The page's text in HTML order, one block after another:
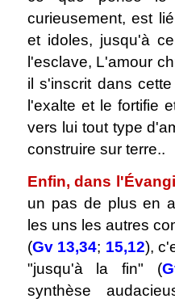
curieusement, est
et idoles, jusqu'à
l'esclave, L'amour
il s'inscrit dans
l'exalte et le fortifie
vers lui tout type
construire sur terre..
Enfin, dans
un pas de plus en
les uns les autres
(Gv 13,34; 15,12),
"jusqu'à la fin" (
synthèse